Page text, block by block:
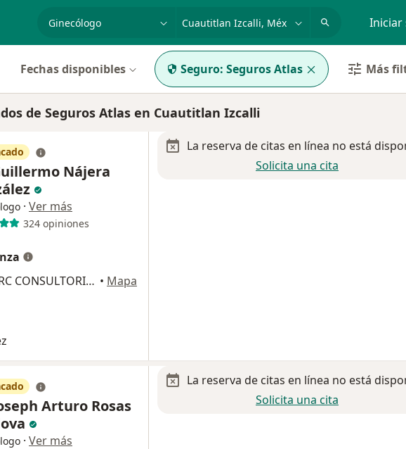
especialidad, enfermedad o nombre Iniciar
Fechas disponibles Seguro: Seguros Atlas Más
de Seguros Atlas en Cuautitlan Izcalli
Nájera
· Ver más
324 opiniones
STAR MEDICA LUNA PARC CONSULTORIO 1012 PISO 10, Cuautitlan Izcalli • Mapa
La reserva de citas en línea no está
Solicita una cita
Arturo Rosas
· Ver más
La reserva de citas en línea no está
Solicita una cita